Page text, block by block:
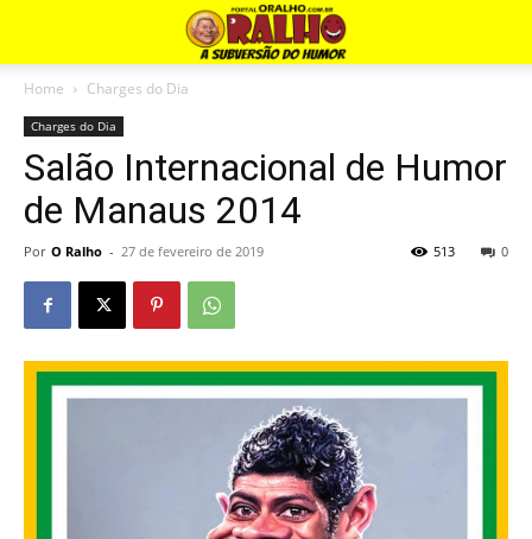
Home Charges do Dia
Charges do Dia
Salão Internacional de Humor
de Manaus 2014
Por O Ralho - 27 de fevereiro de 2019 0
513